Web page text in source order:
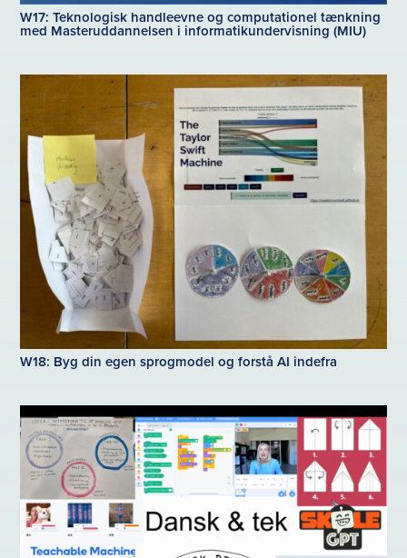
W17: Teknologisk handleevne og computationel tænkning
med Masteruddannelsen i informatikundervisning (MIU)
W18: Byg din egen sprogmodel og forstå AI indefra